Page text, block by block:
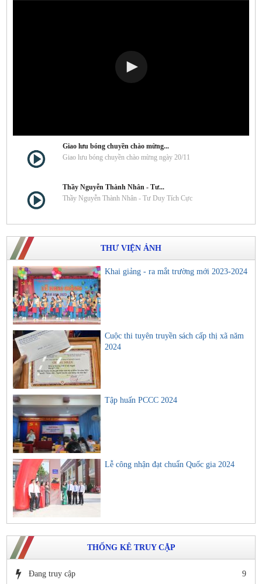
Giao lưu bóng chuyền chào mừng...
Giao lưu bóng chuyền chào mừng ngày 20/11
Thầy Nguyễn Thành Nhân - Tư...
Thầy Nguyễn Thành Nhân - Tư Duy Tích Cực
THƯ VIỆN ẢNH
Khai giảng - ra mắt trường mới 2023-2024
Cuộc thi tuyên truyền sách cấp thị xã năm
2024
Tập huấn PCCC 2024
Lễ công nhận đạt chuẩn Quốc gia 2024
THỐNG KÊ TRUY CẬP
Đang truy cập 9